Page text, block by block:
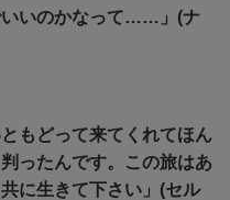
いいのかなって……」(ナ
もどって来てくれてほん
ったんです。この旅はあ
に生きて下さい」(セル